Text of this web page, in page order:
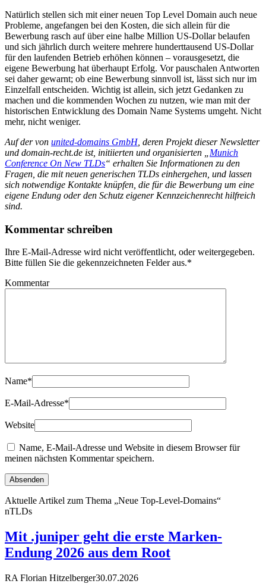
Natürlich stellen sich mit einer neuen Top Level Domain auch neue
Probleme, angefangen bei den Kosten, die sich allein für die
Bewerbung rasch auf über eine halbe Million US-Dollar belaufen
und sich jährlich durch weitere mehrere hunderttausend US-Dollar
für den laufenden Betrieb erhöhen können – vorausgesetzt, die
eigene Bewerbung hat überhaupt Erfolg. Vor pauschalen Antworten
sei daher gewarnt; ob eine Bewerbung sinnvoll ist, lässt sich nur im
Einzelfall entscheiden. Wichtig ist allein, sich jetzt Gedanken zu
machen und die kommenden Wochen zu nutzen, wie man mit der
historischen Entwicklung des Domain Name Systems umgeht. Nicht
mehr, nicht weniger.
Auf der von united-domains GmbH, deren Projekt dieser Newsletter
und domain-recht.de ist, initiierten und organisierten „ Munich
Conference On New TLDs“ erhalten Sie Informationen zu den
Fragen, die mit neuen generischen TLDs einhergehen, und lassen
sich notwendige Kontakte knüpfen, die für die Bewerbung um eine
eigene Endung oder den Schutz eigener Kennzeichenrecht hilfreich
sind.
Kommentar schreiben
Ihre E-Mail-Adresse wird nicht veröffentlicht, oder weitergegeben.
Bitte füllen Sie die gekennzeichneten Felder aus.*
Kommentar
Name*
E-Mail-Adresse*
Website
Name, E-Mail-Adresse und Website in diesem Browser für
meinen nächsten Kommentar speichern.
Aktuelle Artikel zum Thema „Neue Top-Level-Domains“
nTLDs
Mit .juniper geht die erste Marken-
Endung 2026 aus dem Root
RA Florian Hitzelberger30.07.2026